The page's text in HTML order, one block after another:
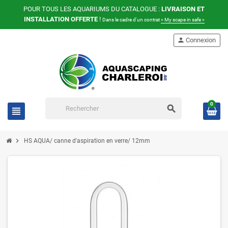
POUR TOUS LES AQUARIUMS DU CATALOGUE : LIVRAISON ET
INSTALLATION OFFERTE! Dans le cadre d'un contrat« My scape in safe »
view_headline search
person Connexion
0
chevron_right HS AQUA/ canne d'aspiration en verre/ 12mm